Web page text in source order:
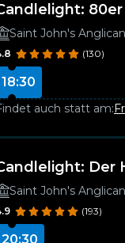
Saint John's
(130)
18:30
auch statt am:
Der
Saint John's
(193)
20:30